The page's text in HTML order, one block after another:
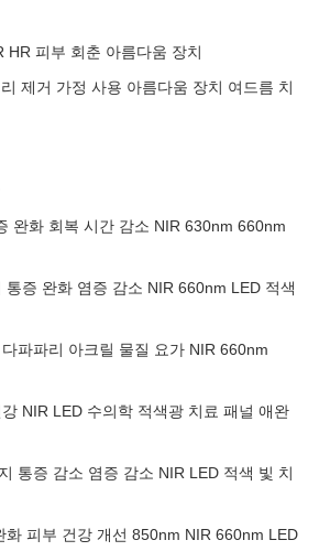
HR 피부 회춘 아름다움 장치
제거 가정 사용 아름다움 장치 여드름 치
완화 회복 시간 감소 NIR 630nm 660nm
통증 완화 염증 감소 NIR 660nm LED 적색
파파리 아크릴 물질 요가 NIR 660nm
NIR LED 수의학 적색광 치료 패널 애완
통증 감소 염증 감소 NIR LED 적색 빛 치
화 피부 건강 개선 850nm NIR 660nm LED